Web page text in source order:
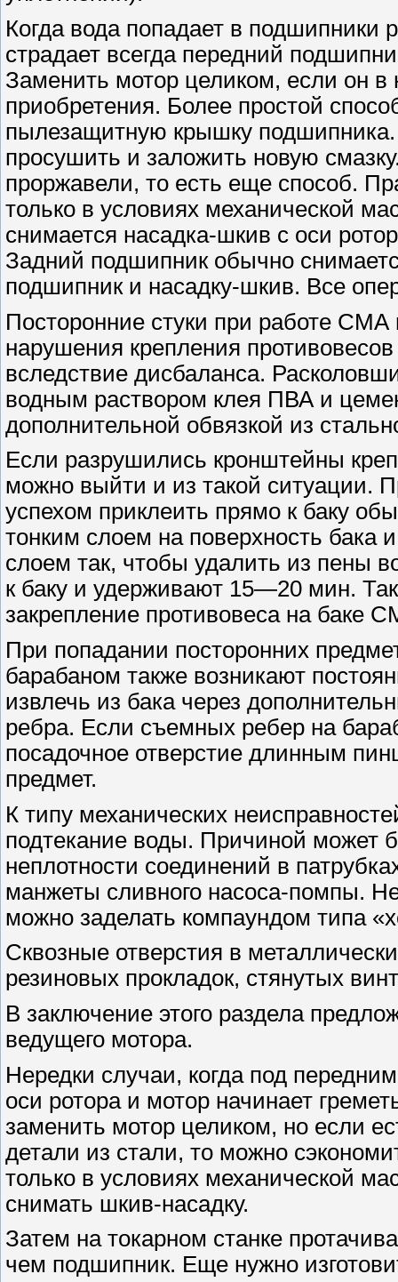
Когда вода попадает в подшипники
страдает всегда передний
Заменить мотор целиком, если он в
приобретения. Более простой
пылезащитную крышку
просушить и заложить новую
проржавели, то есть еще способ.
только в условиях механической
снимается насадка-шкив с оси
Задний подшипник обычно
подшипник и насадку-шкив. Все
Посторонние стуки при работе
нарушения крепления
вследствие дисбаланса.
водным раствором клея ПВА и
дополнительной обвязкой из
Если разрушились кронштейны
можно выйти и из такой ситуации.
успехом приклеить прямо к баку
тонким слоем на поверхность бака
слоем так, чтобы удалить из пены
к баку и удерживают 15—20 мин.
закрепление противовеса на баке
При попадании посторонних
барабаном также возникают
извлечь из бака через
ребра. Если съемных ребер на
посадочное отверстие длинным
предмет.
К типу механических
подтекание воды. Причиной может
неплотности соединений в
манжеты сливного насоса-помпы.
можно заделать компаундом типа
Сквозные отверстия в
резиновых прокладок, стянутых
В заключение этого раздела
ведущего мотора.
Нередки случаи, когда под
оси ротора и мотор начинает
заменить мотор целиком, но если
детали из стали, то можно
только в условиях механической
снимать шкив-насадку.
Затем на токарном станке
чем подшипник. Еще нужно